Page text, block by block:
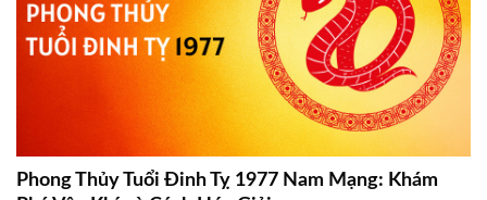
Phong Thủy Tuổi Đinh Tỵ 1977 Nam Mạng: Khám